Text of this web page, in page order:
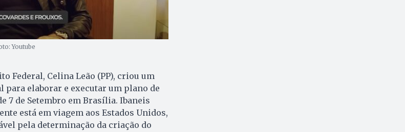
Youtube
Federal, Celina Leão (PP), criou um
elaborar e executar um plano de
7 de Setembro em Brasília. Ibaneis
está em viagem aos Estados Unidos,
pela determinação da criação do